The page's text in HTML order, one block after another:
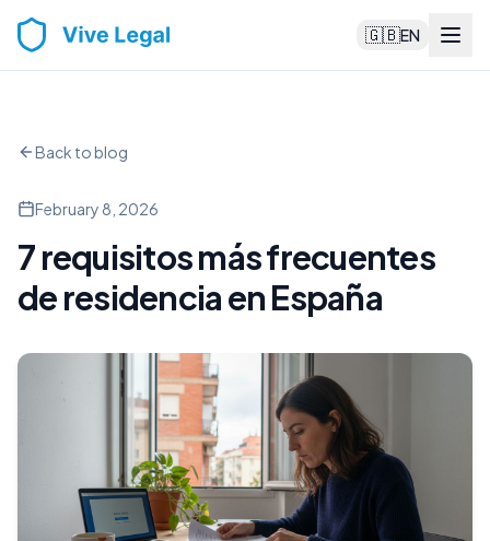
🇬🇧EN
Back to blog
February 8, 2026
7 requisitos más frecuentes
de residencia en España